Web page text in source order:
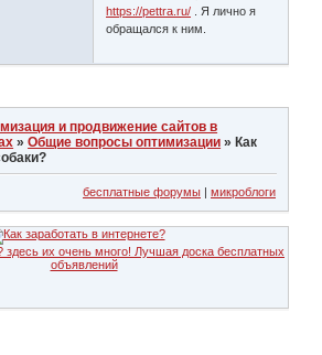
https://pettra.ru/ . Я лично я
обращался к ним.
и продвижение сайтов в
»Общие вопросы оптимизации »Как
бесплатные форумы | микроблоги